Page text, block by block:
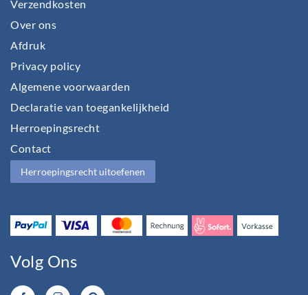
Verzendkosten
Over ons
Afdruk
Privacy policy
Algemene voorwaarden
Declaratie van toegankelijkheid
Herroepingsrecht
Contact
Herroepingsrecht uitoefenen
Volg Ons